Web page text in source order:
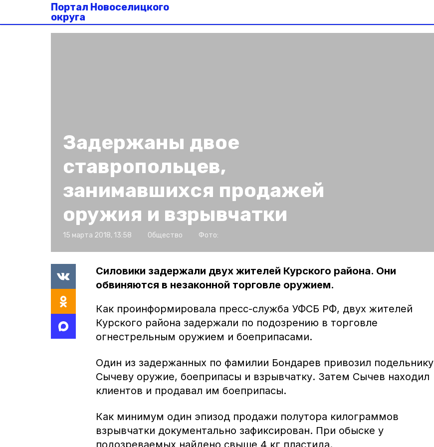
Портал Новоселицкого
округа
Задержаны двое
ставропольцев,
занимавшихся продажей
оружия и взрывчатки
15 марта 2018, 13:58 Общество Фото:
Силовики задержали двух жителей Курского района. Они
обвиняются в незаконной торговле оружием.
Как проинформировала пресс-служба УФСБ РФ, двух жителей
Курского района задержали по подозрению в торговле
огнестрельным оружием и боеприпасами.
Один из задержанных по фамилии Бондарев привозил подельнику
Сычеву оружие, боеприпасы и взрывчатку. Затем Сычев находил
клиентов и продавал им боеприпасы.
Как минимум один эпизод продажи полутора килограммов
взрывчатки документально зафиксирован. При обыске у
подозреваемых найдено свыше 4 кг пластида.